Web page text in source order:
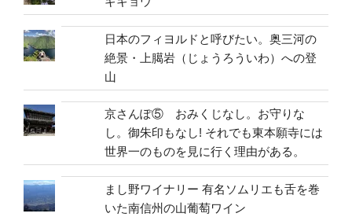
日本のフィヨルドと呼びたい。奥三河の
絶景・上臈岩（じょうろういわ）への登
山
京さんぽ⑤ おみくじなし。お守りな
し。御朱印もなし! それでも東本願寺には
世界一のものを見に行く理由がある。
まし野ワイナリー 有名ソムリエも舌を巻
いた南信州の山葡萄ワイン